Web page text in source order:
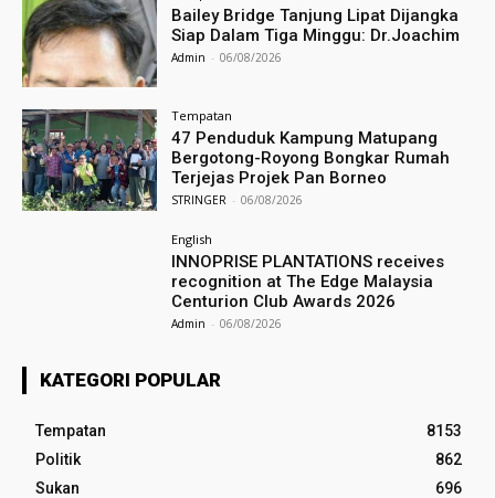
Bailey Bridge Tanjung Lipat Dijangka
Siap Dalam Tiga Minggu: Dr.Joachim
Admin - 06/08/2026
Tempatan
47 Penduduk Kampung Matupang
Bergotong-Royong Bongkar Rumah
Terjejas Projek Pan Borneo
STRINGER - 06/08/2026
English
INNOPRISE PLANTATIONS receives
recognition at The Edge Malaysia
Centurion Club Awards 2026
Admin - 06/08/2026
KATEGORI POPULAR
Tempatan
8153
Politik
862
Sukan
696